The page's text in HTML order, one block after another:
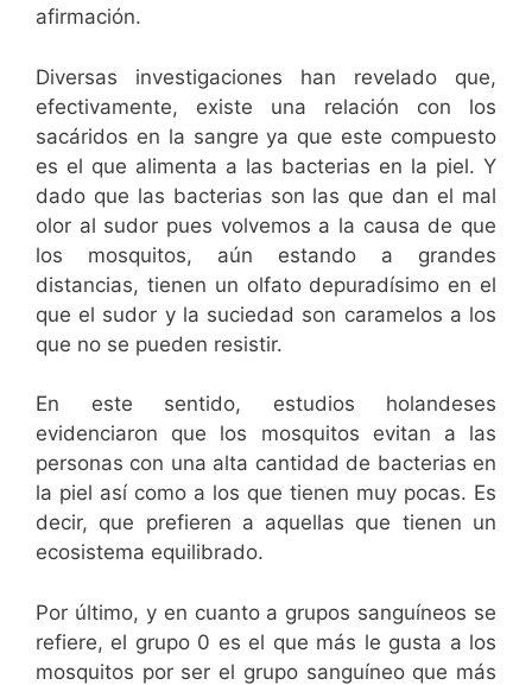
afirmación.
Diversas investigaciones han revelado que,
efectivamente, existe una relación con los
sacáridos en la sangre ya que este compuesto
es el que alimenta a las bacterias en la piel. Y
dado que las bacterias son las que dan el mal
olor al sudor pues volvemos a la causa de que
los mosquitos, aún estando a grandes
distancias, tienen un olfato depuradísimo en el
que el sudor y la suciedad son caramelos a los
que no se pueden resistir.
En este sentido, estudios holandeses
evidenciaron que los mosquitos evitan a las
personas con una alta cantidad de bacterias en
la piel así como a los que tienen muy pocas. Es
decir, que prefieren a aquellas que tienen un
ecosistema equilibrado.
Por último, y en cuanto a grupos sanguíneos se
refiere, el grupo 0 es el que más le gusta a los
mosquitos por ser el grupo sanguíneo que más